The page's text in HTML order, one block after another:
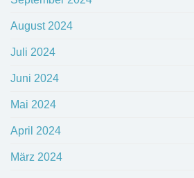
August 2024
Juli 2024
Juni 2024
Mai 2024
April 2024
März 2024